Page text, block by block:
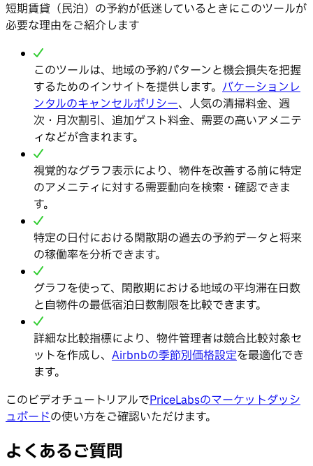
短期賃貸（民泊）の予約が低迷しているときにこのツールが
必要な理由をご紹介します
このツールは、地域の予約パターンと機会損失を把握
するためのインサイトを提供します。 バケーションレ
ンタルのキャンセルポリシー、人気の清掃料金、週
次・月次割引、追加ゲスト料金、需要の高いアメニテ
ィなどが含まれます。
視覚的なグラフ表示により、物件を改善する前に特定
のアメニティに対する需要動向を検索・確認できま
す。
特定の日付における閑散期の過去の予約データと将来
の稼働率を分析できます。
グラフを使って、閑散期における地域の平均滞在日数
と自物件の最低宿泊日数制限を比較できます。
詳細な比較指標により、物件管理者は競合比較対象セ
ットを作成し、 Airbnbの季節別価格設定を最適化でき
ます。
このビデオチュートリアルでPriceLabsのマーケットダッシ
ュボードの使い方をご確認いただけます。
よくあるご質問